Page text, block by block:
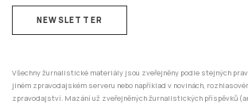
NEWSLETTER
Všechny žurnalistické materiály jsou zveřejněny podle stejných
jiném zpravodajském serveru nebo například v novinách,
zpravodajství. Mazání už zveřejněných žurnalistických příspěvků